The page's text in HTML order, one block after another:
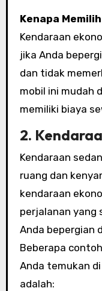
Kenapa
Kendaraan
jika Anda
dan tidak
mobil ini mudah
memiliki biaya
2.
Kendaraan
ruang dan
kendaraan
perjalanan yang
Anda bepergian
Beberapa
Anda temukan di
adalah: